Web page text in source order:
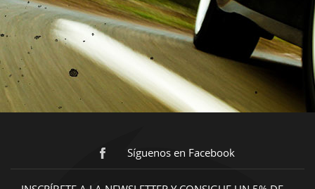
Síguenos en Facebook